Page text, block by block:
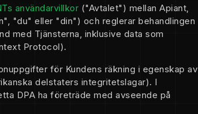
användarvillkor ("Avtalet") mellan Apiant,
"du" eller "din") och reglerar behandlingen
med Tjänsterna, inklusive data som
Protocol).
för Kundens räkning i egenskap av
delstaters integritetslagar). I
DPA ha företräde med avseende på